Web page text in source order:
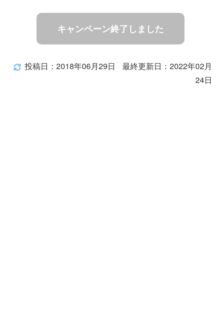
キャンペーン終了しました
投稿日：2018年06月29日
最終更新日：2022年02月
24日